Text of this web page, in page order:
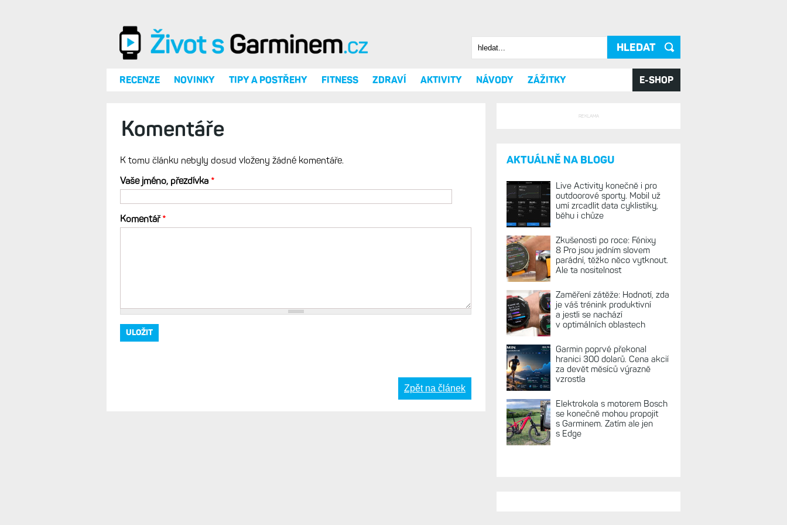
Vyhledávání
Hledat
RECENZE NOVINKY TIPY A POSTŘEHY FITNESS ZDRAVÍ AKTIVITY NÁVODY ZÁŽITKY E-SHOP
Komentáře
K tomu článku nebyly dosud vloženy žádné komentáře.
Vaše jméno, přezdívka *
Komentář*
Zpět na článek
REKLAMA
AKTUÁLNĚ NA BLOGU
Live Activity konečně i pro
outdoorové sporty. Mobil už
umí zrcadlit data cyklistiky,
běhu i chůze
Zkušenosti po roce: Fénixy
8 Pro jsou jedním slovem
parádní, těžko něco vytknout.
Ale ta nositelnost
Zaměření zátěže: Hodnotí, zda
je váš trénink produktivní
a jestli se nachází
v optimálních oblastech
Garmin poprvé překonal
hranici 300 dolarů. Cena akcií
za devět měsíců výrazně
vzrostla
Elektrokola s motorem Bosch
se konečně mohou propojit
s Garminem. Zatím ale jen
s Edge